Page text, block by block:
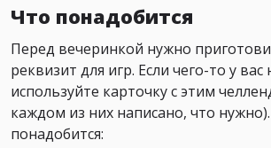
Что понадобится
Перед вечеринкой нужно
реквизит для игр. Если чего-то у вас
используйте карточку с этим
каждом из них написано, что
понадобится: